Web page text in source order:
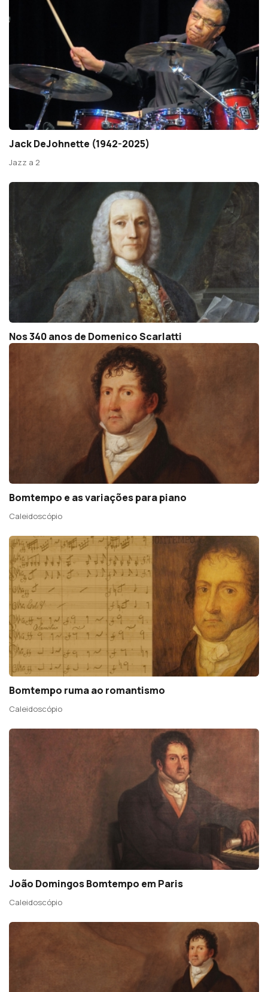
Jack DeJohnette (1942-2025)
Jazz a 2
Nos 340 anos de Domenico Scarlatti
Bomtempo e as variações para piano
Caleidoscópio
Bomtempo ruma ao romantismo
Caleidoscópio
João Domingos Bomtempo em Paris
Caleidoscópio